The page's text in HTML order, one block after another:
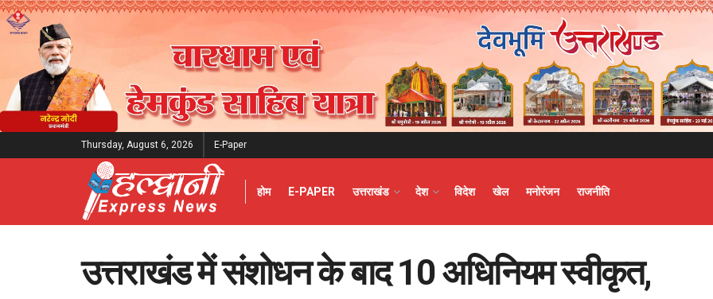
Thursday, August 6, 2026 E-Paper
होम E-PAPER उत्तराखंड देश विदेश खेल मनोरंजन राजनीति
उत्तराखंड में संशोधन के बाद 10 अधिनियम स्वीकृत,